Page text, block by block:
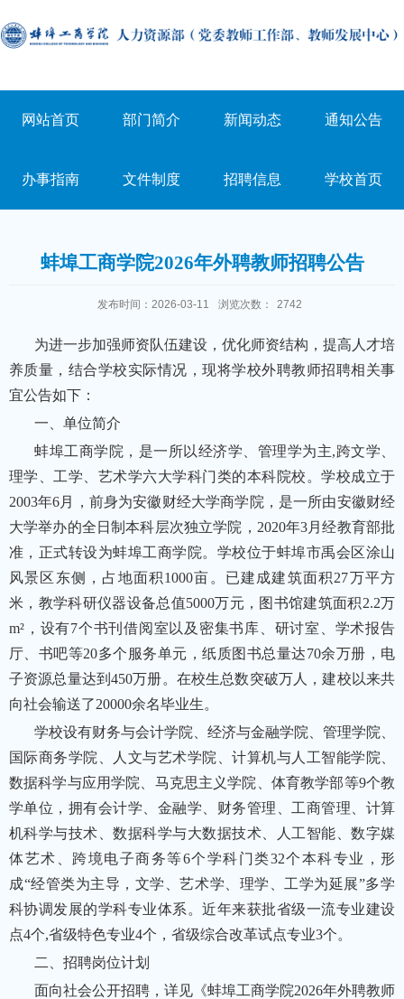
网站首页 部门简介 新闻动态 通知公告
办事指南 文件制度 招聘信息 学校首页
蚌埠工商学院2026年外聘教师招聘公告
发布时间：2026-03-11 浏览次数： 2742
为进一步加强师资队伍建设，优化师资结构，提高人才培
养质量，结合学校实际情况，现将学校外聘教师招聘相关事
宜公告如下：
一、单位简介
蚌埠工商学院，是一所以经济学、管理学为主,跨文学、
理学、工学、艺术学六大学科门类的本科院校。学校成立于
2003年6月，前身为安徽财经大学商学院，是一所由安徽财经
大学举办的全日制本科层次独立学院，2020年3月经教育部批
准，正式转设为蚌埠工商学院。学校位于蚌埠市禹会区涂山
风景区东侧，占地面积1000亩。已建成建筑面积27万平方
米，教学科研仪器设备总值5000万元，图书馆建筑面积2.2万
m²，设有7个书刊借阅室以及密集书库、研讨室、学术报告
厅、书吧等20多个服务单元，纸质图书总量达70余万册，电
子资源总量达到450万册。在校生总数突破万人，建校以来共
向社会输送了20000余名毕业生。
学校设有财务与会计学院、经济与金融学院、管理学院、
国际商务学院、人文与艺术学院、计算机与人工智能学院、
数据科学与应用学院、马克思主义学院、体育教学部等9个教
学单位，拥有会计学、金融学、财务管理、工商管理、计算
机科学与技术、数据科学与大数据技术、人工智能、数字媒
体艺术、跨境电子商务等6个学科门类32个本科专业，形
成“经管类为主导，文学、艺术学、理学、工学为延展”多学
科协调发展的学科专业体系。近年来获批省级一流专业建设
点4个,省级特色专业4个，省级综合改革试点专业3个。
二、招聘岗位计划
面向社会公开招聘，详见《蚌埠工商学院2026年外聘教师